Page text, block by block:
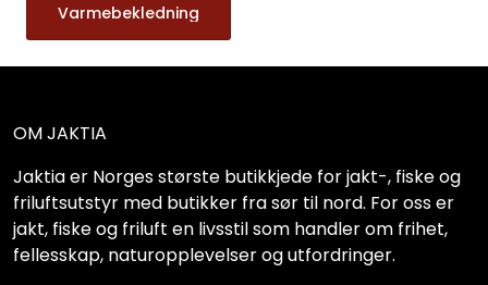
Varmebekledning
OM JAKTIA
Jaktia er Norges største butikkjede for jakt-, fiske og
friluftsutstyr med butikker fra sør til nord. For oss er
jakt, fiske og friluft en livsstil som handler om frihet,
fellesskap, naturopplevelser og utfordringer.